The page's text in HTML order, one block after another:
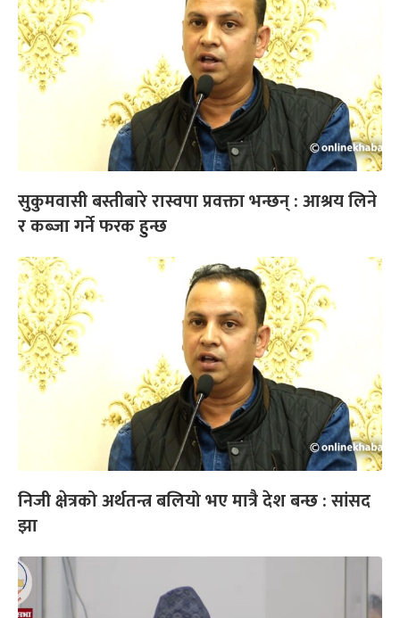
सुकुमवासी बस्तीबारे रास्वपा प्रवक्ता भन्छन् : आश्रय लिने
र कब्जा गर्ने फरक हुन्छ
निजी क्षेत्रको अर्थतन्त्र बलियो भए मात्रै देश बन्छ : सांसद
झा